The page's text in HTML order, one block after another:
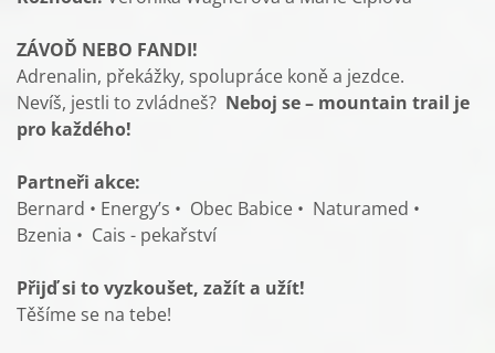
ZÁVOĎ NEBO FANDI!
Adrenalin, překážky, spolupráce koně a jezdce.
Nevíš, jestli to zvládneš? Neboj se – mountain trail je
pro každého!
Partneři akce:
Bernard • Energy’s • Obec Babice • Naturamed •
Bzenia • Cais - pekařství
Přijď si to vyzkoušet, zažít a užít!
Těšíme se na tebe!